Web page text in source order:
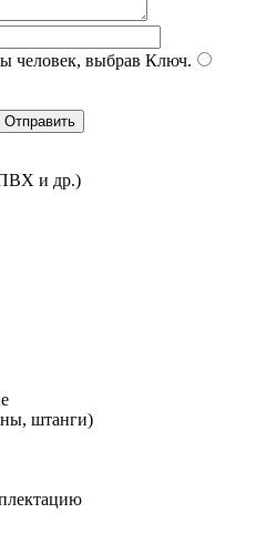
человек, выбрав Ключ.
и др.)
штанги)